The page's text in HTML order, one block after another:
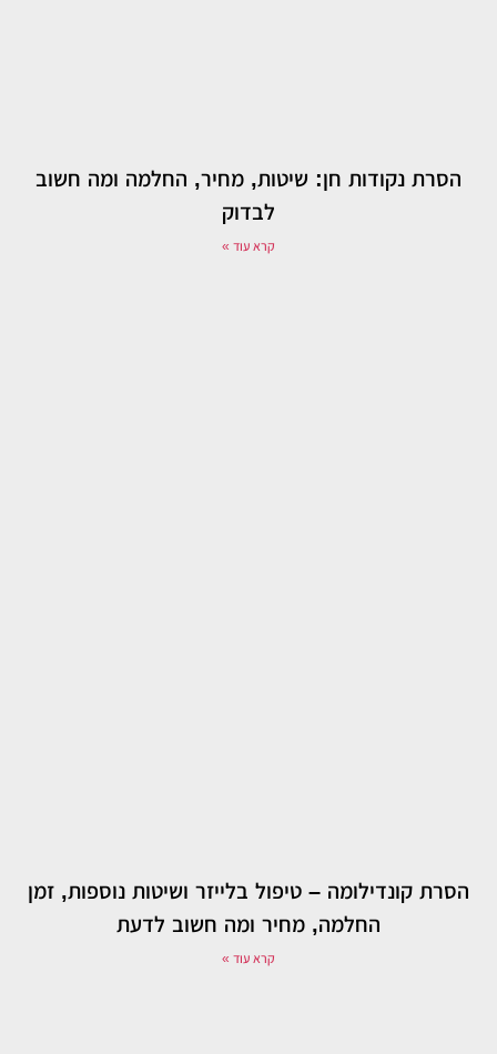
הסרת נקודות חן: שיטות, מחיר, החלמה ומה חשוב
לבדוק
קרא עוד »
הסרת קונדילומה – טיפול בלייזר ושיטות נוספות, זמן
החלמה, מחיר ומה חשוב לדעת
קרא עוד »